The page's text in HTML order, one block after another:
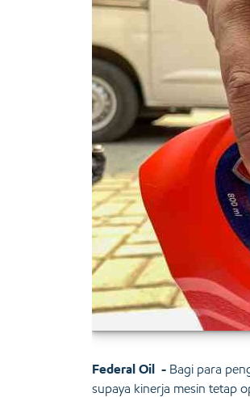
Federal Oil - Bagi para
supaya kinerja mesin tetap